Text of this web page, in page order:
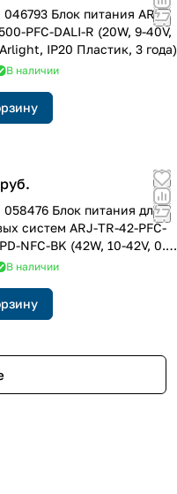
Блок питания ARJ-
PFC-DALI-R (20W, 9-40V,
IP20 Пластик, 3 года)
В наличии
Блок питания для
систем ARJ-TR-42-PFC-
NFC-BK (42W, 10-42V, 0.3-
(Arlight, IP20 Пластик, 5
В наличии